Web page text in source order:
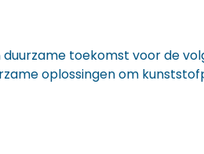
toekomst voor de
oplossingen om